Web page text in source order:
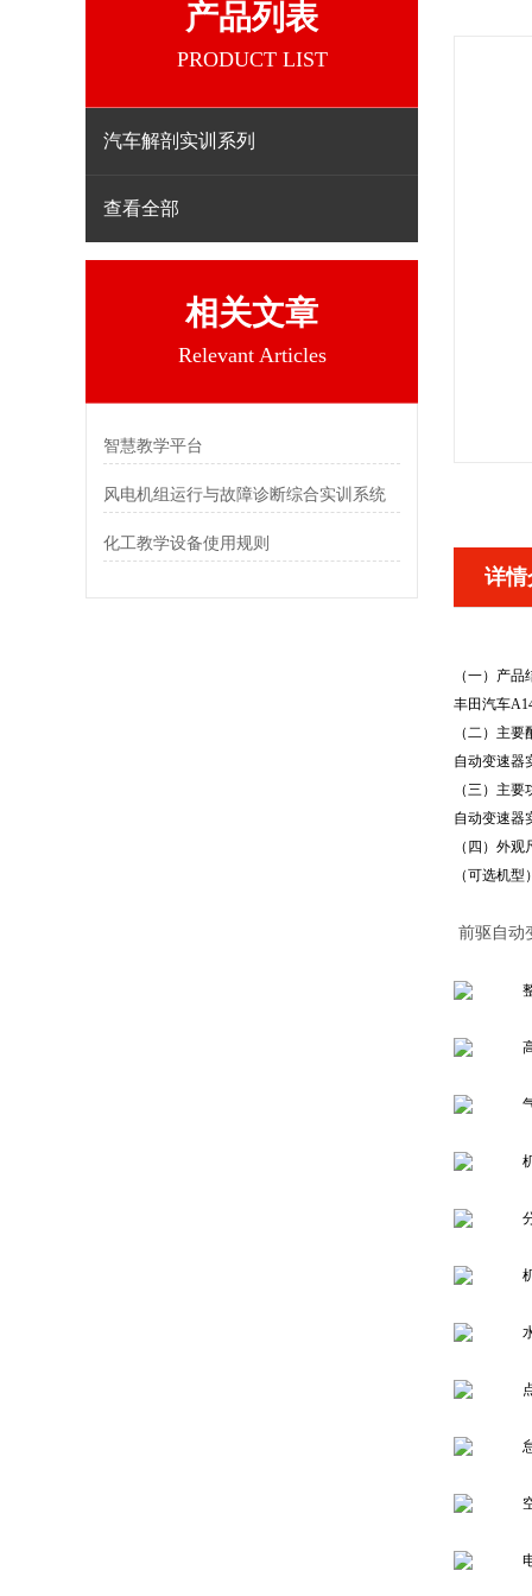
产品列表
PRODUCT LIST
汽车解剖实训系列
查看全部
相关文章
Relevant Articles
智慧教学平台
风电机组运行与故障诊断综合实训系统
化工教学设备使用规则
详
（一）产品
丰田汽车
（二）主要
自动变速器
（三）主要
自动变速器
（四）外
（可选机型
前驱自动